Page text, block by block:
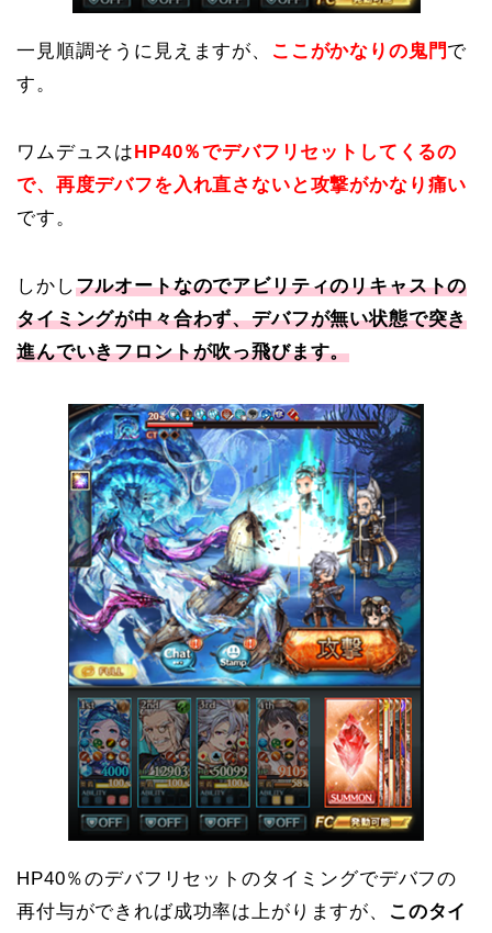
一見順調そうに見えますが、 ここがかなりの鬼門で
す。
ワムデュスはHP40％でデバフリセットしてくるの
で、再度デバフを入れ直さないと攻撃がかなり痛い
です。
しかしフルオートなのでアビリティのリキャストの
タイミングが中々合わず、デバフが無い状態で突き
進んでいきフロントが吹っ飛びます。
HP40％のデバフリセットのタイミングでデバフの
再付与ができれば成功率は上がりますが、
このタイ